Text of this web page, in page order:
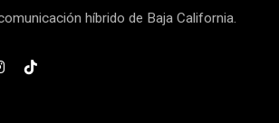
híbrido de Baja California.